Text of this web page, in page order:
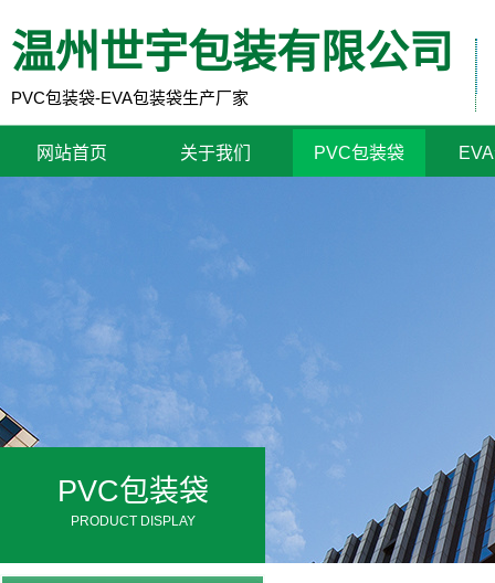
温州世宇包装有限公司
PVC包装袋-EVA包装袋生产厂家
网站首页 关于我们 PVC包装袋
PVC包装袋
PRODUCT DISPLAY